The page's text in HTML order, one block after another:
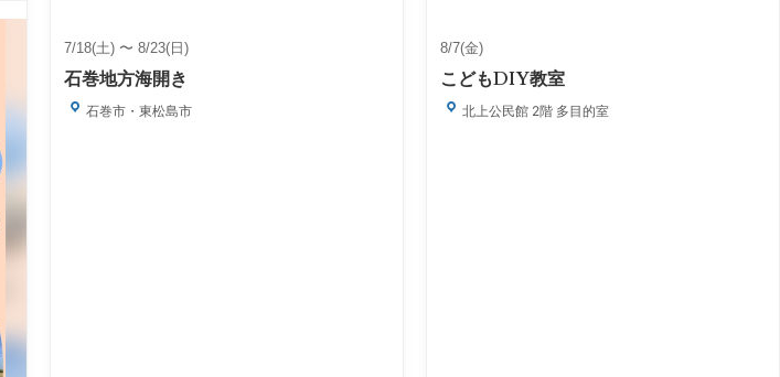
7/18(土) 〜 8/23(日)
石巻地方海開き
石巻市・東松島市
8/7(金)
こどもDIY教室
北上公民館 2階 多目的室